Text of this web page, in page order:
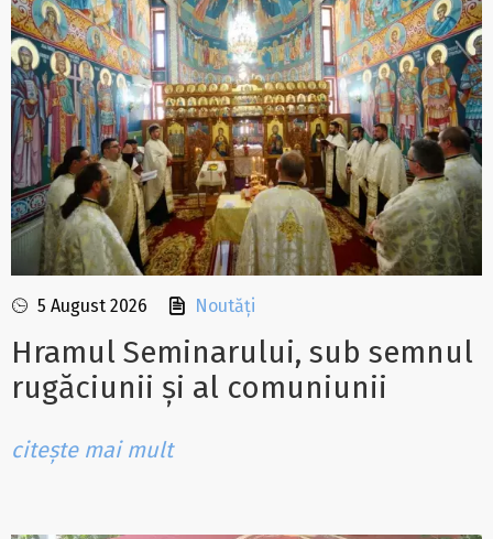
5 August 2026 Noutăți
Hramul Seminarului, sub semnul
rugăciunii și al comuniunii
citește mai mult